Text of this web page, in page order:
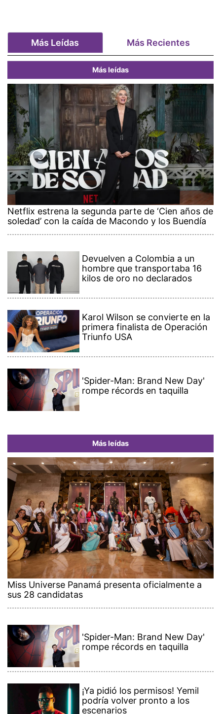
Más Leídas Más Recientes
Más leídas
Netflix estrena la segunda parte de ‘Cien años de
soledad’ con la caída de Macondo y los Buendía
Devuelven a Colombia a un
hombre que transportaba 16
kilos de oro no declarados
Karol Wilson se convierte en la
primera finalista de Operación
Triunfo USA
'Spider-Man: Brand New Day'
rompe récords en taquilla
Más leídas
Miss Universe Panamá presenta oficialmente a
sus 28 candidatas
'Spider-Man: Brand New Day'
rompe récords en taquilla
¡Ya pidió los permisos! Yemil
podría volver pronto a los
escenarios